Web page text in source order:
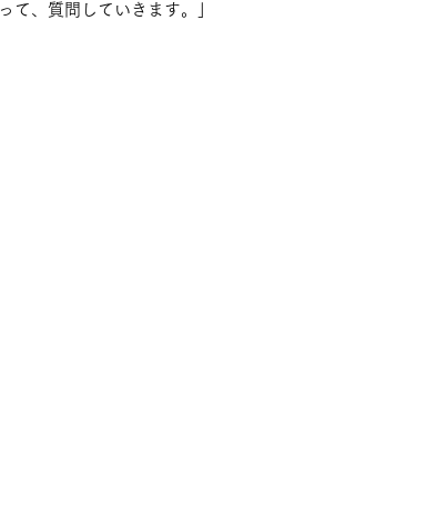
て、質問していきます。」